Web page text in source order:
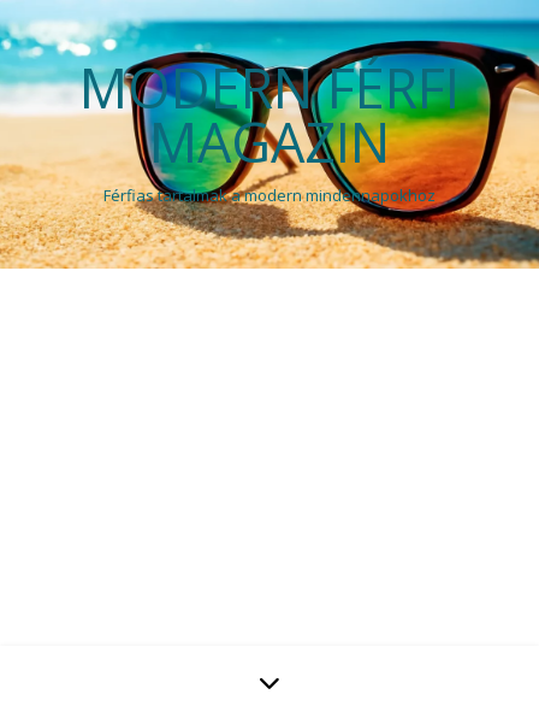
MODERN FÉRFI
MAGAZIN
Férfias tartalmak a modern mindennapokhoz